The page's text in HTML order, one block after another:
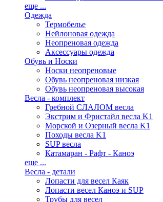
еще ...
Одежда
Термобелье
Нейлоновая одежда
Неопреновая одежда
Аксессуары одежда
Обувь и Носки
Носки неопреновые
Обувь неопреновая низкая
Обувь неопреновая высокая
Весла - комплект
Гребной СЛАЛОМ весла
Экстрим и Фристайл весла K1
Морской и Озерный весла K1
Походы весла K1
SUP весла
Катамаран - Рафт - Каноэ
еще ...
Весла - детали
Лопасти для весел Каяк
Лопасти весел Каноэ и SUP
Трубы для весел